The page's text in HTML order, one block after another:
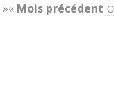
»« Mois précédent